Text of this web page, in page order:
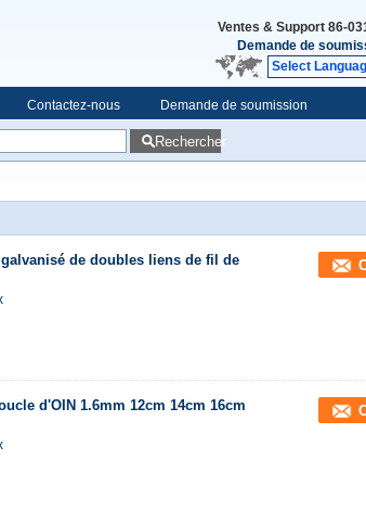
Ventes & Support 86-
Demande de
Select
Contactez-nous Demande de soumission
Rechercher
galvanisé de doubles liens de fil de
d'OIN 1.6mm 12cm 14cm 16cm